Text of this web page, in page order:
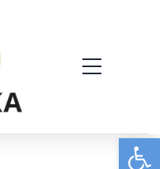
Werkzeugleiste öffnen